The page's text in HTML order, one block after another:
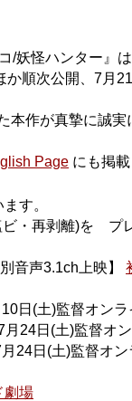
/妖怪ハンター』
か順次公開、7月
本作が真摯に誠実
Page にも掲
す。
ビ・再剥離)を プ
音声3.1ch上映】
日(土)監督オン
月24日(土)監督オ
24日(土)監督オ
劇場